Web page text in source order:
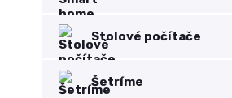
Stolové počítače
Šetríme